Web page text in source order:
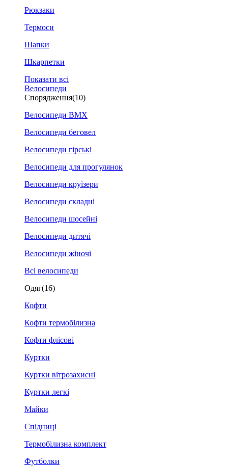
Рюкзаки
Термоси
Шапки
Шкарпетки
Показати всі
Велосипеди
Спорядження(10)
Велосипеди BMX
Велосипеди беговел
Велосипеди гірські
Велосипеди для прогулянок
Велосипеди круїзери
Велосипеди складні
Велосипеди шосейні
Велосипеди дитячі
Велосипеди жіночі
Всі велосипеди
Одяг(16)
Кофти
Кофти термобілизна
Кофти флісові
Куртки
Куртки вітрозахисні
Куртки легкі
Майки
Спідниці
Термобілизна комплект
Футболки